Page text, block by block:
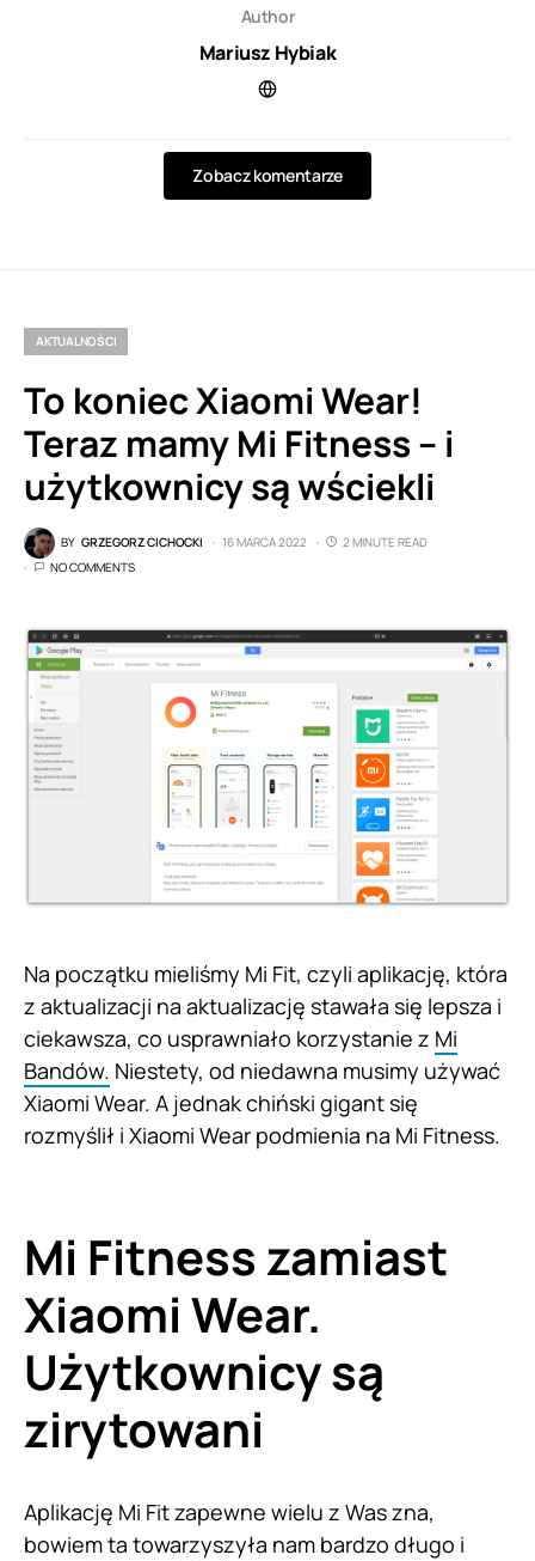
Author
Mariusz Hybiak
Zobacz komentarze
AKTUALNOŚCI
To koniec Xiaomi Wear!
Teraz mamy Mi Fitness – i
użytkownicy są wściekli
BY GRZEGORZ CICHOCKI 16 MARCA 2022
2 MINUTE READ
NO COMMENTS
Na początku mieliśmy Mi Fit, czyli aplikację, która
z aktualizacji na aktualizację stawała się lepsza i
ciekawsza, co usprawniało korzystanie z Mi
Bandów. Niestety, od niedawna musimy używać
Xiaomi Wear. A jednak chiński gigant się
rozmyślił i Xiaomi Wear podmienia na Mi Fitness.
Mi Fitness zamiast
Xiaomi Wear.
Użytkownicy są
zirytowani
Aplikację Mi Fit zapewne wielu z Was zna,
bowiem ta towarzyszyła nam bardzo długo i